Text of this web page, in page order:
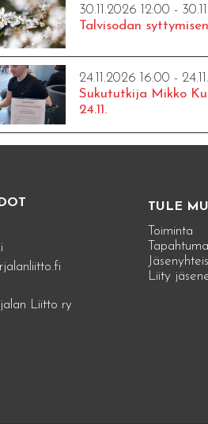
30.11.2026 12:00 -
Talvisodan
24.11.2026 16:00 -
Sukututkija Mikko
24.11.
Liitto ry
TULE
Toiminta
Liity